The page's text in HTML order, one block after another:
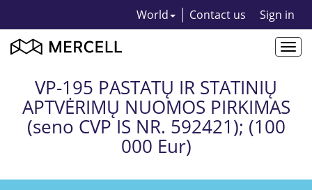
World Contact us Sign in
VP-195 PASTATŲ IR STATINIŲ
APTVĖRIMŲ NUOMOS PIRKIMAS
(seno CVP IS NR. 592421); (100
000 Eur)